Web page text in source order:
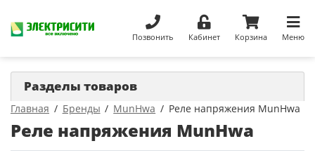
Позвонить Кабинет Корзина Меню
Главная Бренды MunHwa Реле напряжения MunHwa
Реле напряжения MunHwa
Разделы товаров